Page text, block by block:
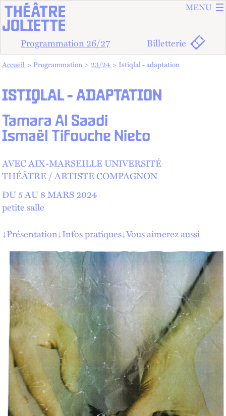
ALLER
ALLER
MENU
Programmation 26/27 Billetterie
Vous êtes dans :
Accueil Programmation 23/24 Istiqlal - adaptation
ISTIQLAL - ADAPTATION
Tamara Al Saadi
Ismaël Tifouche Nieto
AVEC AIX-MARSEILLE UNIVERSITÉ
THÉÂTRE ARTISTE COMPAGNON
DU 5 AU8 MARS 2024
petite salle
↓Présentation↓Infos pratiques↓Vous aimerez aussi